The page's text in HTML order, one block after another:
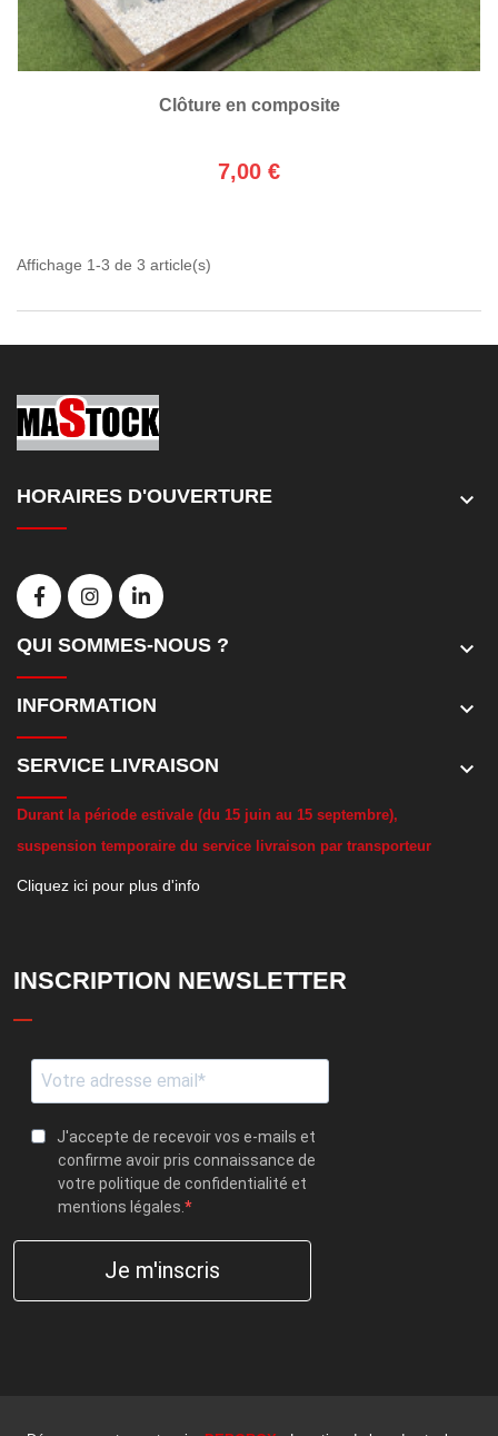
Clôture en composite
7,00 €
Affichage 1-3 de 3 article(s)
HORAIRES D'OUVERTURE keyboard_arrow_down
QUI SOMMES-NOUS ? keyboard_arrow_down
INFORMATION keyboard_arrow_down
SERVICE LIVRAISON keyboard_arrow_down
Durant la période estivale (du 15 juin au 15 septembre),
suspension temporaire du service livraison par transporteur
Cliquez ici pour plus d'info
INSCRIPTION NEWSLETTER
J'accepte de recevoir vos e-mails et
confirme avoir pris connaissance de
votre politique de confidentialité et
mentions légales.
Je m'inscris